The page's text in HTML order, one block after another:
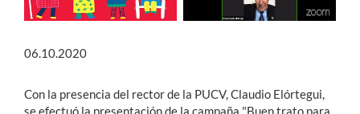
06.10.2020
Con la presencia del rector de la PUCV, Claudio Elórtegui,
se efectuó la presentación de la campaña "Buen trato para